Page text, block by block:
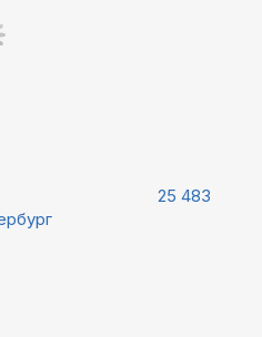
25 483